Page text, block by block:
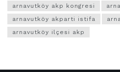
arnavutköy akp kongresi
arnavutköy akparti istifa
arnavutköy ilçesi akp